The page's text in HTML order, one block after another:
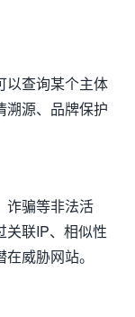
以查询某个主体
溯源、品牌保护
诈骗等非法活
关联IP、相似性
威胁网站。